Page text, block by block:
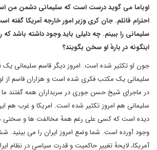
اوباما می گوید درست است که سلیمانی دشمن من
احترام قائلم. جان کری وزیر امور خارجه آمریکا
سلیمانی را ببینم. چه دلیلی باید وجود داشته باشد که
اینگونه در بارهٔ او سخن بگویند؟
جون او تکثیر شده است. امروز دیگر قاسم سلیمانی یک
سلیمانی یک مکتب فکری شده است و هزاران قاسم از
در ماجرای شیخ حسن جوری در سربداران همه گفتند
سلیمانی هم امروز تکثیر شده است. امریکا و غرب هم
دیده است که کسی علی رغم همهٔ مخالفت ها و سختی
وجود آورده است. شما وضع امروز ایران را می
آمریکا، لایحهٔ تغییر حاکمیت و قدرت سیاسی در نظام